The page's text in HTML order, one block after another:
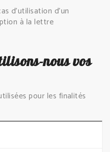
d'utilisation d'un
à la lettre
nous vos
pour les finalités